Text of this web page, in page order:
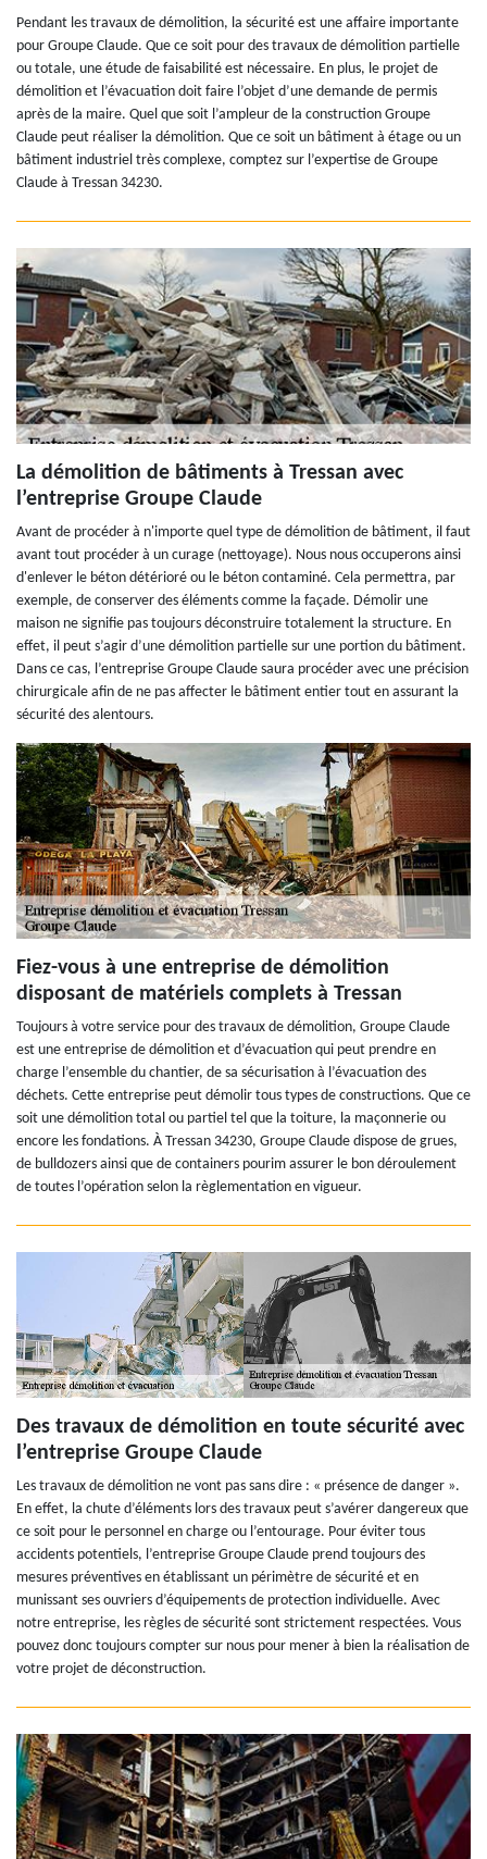
Pendant les travaux de démolition, la sécurité est une affaire importante
pour Groupe Claude. Que ce soit pour des travaux de démolition partielle
ou totale, une étude de faisabilité est nécessaire. En plus, le projet de
démolition et l’évacuation doit faire l’objet d’une demande de permis
après de la maire. Quel que soit l’ampleur de la construction Groupe
Claude peut réaliser la démolition. Que ce soit un bâtiment à étage ou un
bâtiment industriel très complexe, comptez sur l’expertise de Groupe
Claude à Tressan 34230.
La démolition de bâtiments à Tressan avec
l’entreprise Groupe Claude
Avant de procéder à n'importe quel type de démolition de bâtiment, il faut
avant tout procéder à un curage (nettoyage). Nous nous occuperons ainsi
d'enlever le béton détérioré ou le béton contaminé. Cela permettra, par
exemple, de conserver des éléments comme la façade. Démolir une
maison ne signifie pas toujours déconstruire totalement la structure. En
effet, il peut s’agir d’une démolition partielle sur une portion du bâtiment.
Dans ce cas, l’entreprise Groupe Claude saura procéder avec une précision
chirurgicale afin de ne pas affecter le bâtiment entier tout en assurant la
sécurité des alentours.
Fiez-vous à une entreprise de démolition
disposant de matériels complets à Tressan
Toujours à votre service pour des travaux de démolition, Groupe Claude
est une entreprise de démolition et d’évacuation qui peut prendre en
charge l’ensemble du chantier, de sa sécurisation à l’évacuation des
déchets. Cette entreprise peut démolir tous types de constructions. Que ce
soit une démolition total ou partiel tel que la toiture, la maçonnerie ou
encore les fondations. À Tressan 34230, Groupe Claude dispose de grues,
de bulldozers ainsi que de containers pourim assurer le bon déroulement
de toutes l’opération selon la règlementation en vigueur.
Des travaux de démolition en toute sécurité avec
l’entreprise Groupe Claude
Les travaux de démolition ne vont pas sans dire : « présence de danger ».
En effet, la chute d’éléments lors des travaux peut s’avérer dangereux que
ce soit pour le personnel en charge ou l’entourage. Pour éviter tous
accidents potentiels, l’entreprise Groupe Claude prend toujours des
mesures préventives en établissant un périmètre de sécurité et en
munissant ses ouvriers d’équipements de protection individuelle. Avec
notre entreprise, les règles de sécurité sont strictement respectées. Vous
pouvez donc toujours compter sur nous pour mener à bien la réalisation de
votre projet de déconstruction.